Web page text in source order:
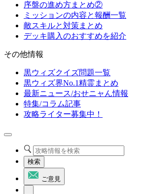
序盤の進め方まとめ②
ミッションの内容と報酬一覧
敵スキルと対策まとめ
デッキ購入のおすすめを紹介
その他情報
黒ウィズクイズ問題一覧
黒ウィズ界No.1精霊まとめ
最新ニュース/おせニャん情報
特集/コラム記事
攻略ライター募集中！
検索
ご意見